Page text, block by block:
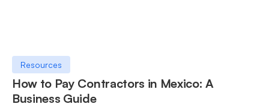
Resources
How to Pay Contractors in Mexico: A
Business Guide